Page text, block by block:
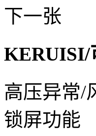
下一张
KERUISI/
高压异常/
锁屏功能